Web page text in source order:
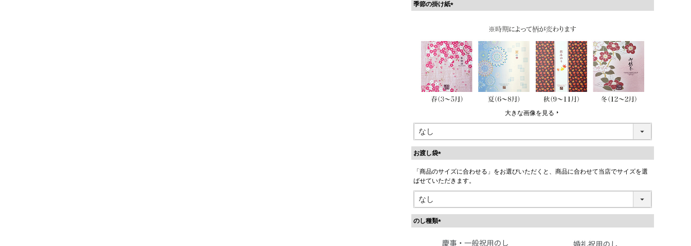
季節の掛け紙
)
大きな画像を見る
お渡し袋
必
須
)
「商品のサイズに合わせる」をお選びいただくと、商品に合わせて当店でサイズを選
ばせていただきます。
のし種類
必